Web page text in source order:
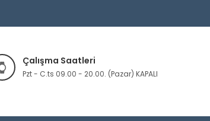
Çalışma Saatleri
Pzt - C.ts 09.00 - 20.00. (Pazar) KAPALI